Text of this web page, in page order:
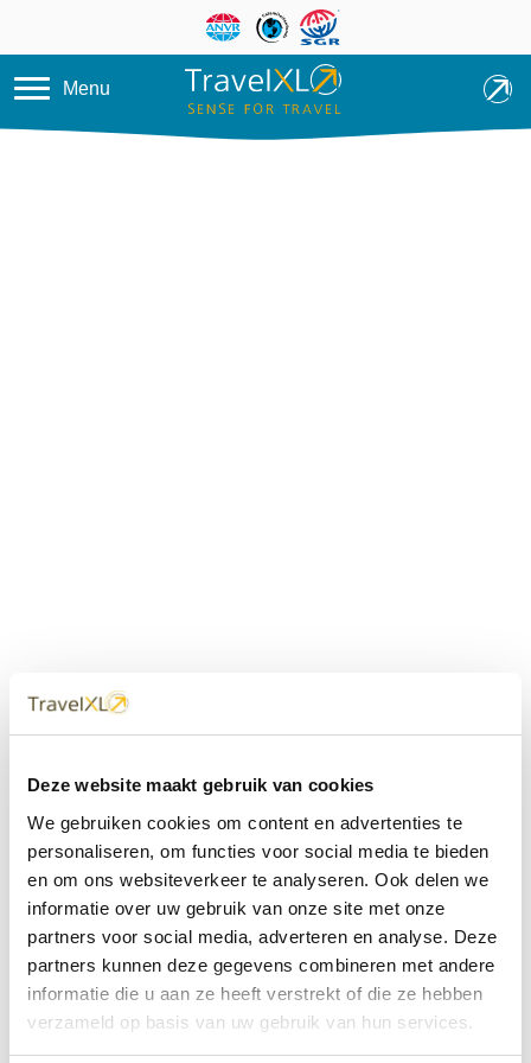
Deze website maakt gebruik van cookies
We gebruiken cookies om content en advertenties te
personaliseren, om functies voor social media te bieden
en om ons websiteverkeer te analyseren. Ook delen we
informatie over uw gebruik van onze site met onze
partners voor social media, adverteren en analyse. Deze
partners kunnen deze gegevens combineren met andere
informatie die u aan ze heeft verstrekt of die ze hebben
verzameld op basis van uw gebruik van hun services.
Overslaan en naar de inhoud
Menu
dichtbij
Met 60+ verkooppunten in Nederland en België staan wij
met onze XL Travelcenters, mobiele reisadviseurs van
TravelXL@Home en deze website altijd voor uw vakantie
klaar.
• Ontzorgen van A-Z • Onafhankelijk advies • Maatwerk •
Bespaar tijd en stress
TravelXLreisbureau's